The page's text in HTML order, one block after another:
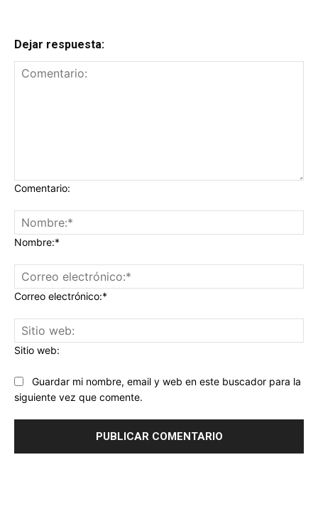
Dejar respuesta:
Comentario:
Nombre:*
Correo electrónico:*
Sitio web:
Guardar mi nombre, email y web en este buscador para la
siguiente vez que comente.